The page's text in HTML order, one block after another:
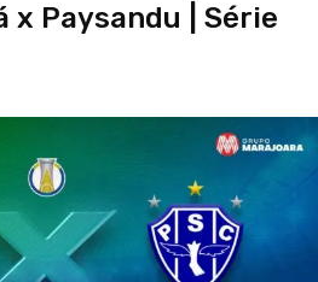
x Paysandu | Série